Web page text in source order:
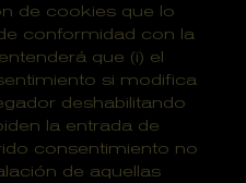
de cookies que lo
conformidad con la
que (i) el
si modifica
deshabilitando
la entrada de
consentimiento no
de aquellas